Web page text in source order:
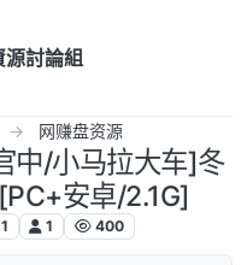
源討論組
网赚盘资源
中/小马拉大车]冬
安卓/2.1G]
1 1 400